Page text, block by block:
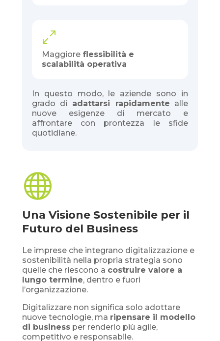
0
Maggioreflessibilità e
scalabilità operativa
In questo modo, le aziende sono in
grado di adattarsi rapidamente alle
nuove esigenze di mercato e
affrontare con prontezza le sfide
quotidiane.

Una Visione Sostenibile per il
Futuro del Business
Le imprese che integrano digitalizzazione e
sostenibilità nella propria strategia sono
quelle che riescono a costruire valore a
lungo termine, dentro e fuori
l’organizzazione.
Digitalizzare non significa solo adottare
nuove tecnologie, ma ripensare il modello
di businessper renderlo più agile,
competitivo e responsabile.